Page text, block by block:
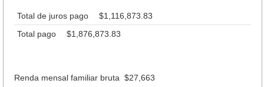
Total de juros pago
$1,116,873.83
Total pago
$1,876,873.83
Renda mensal familiar bruta $27,663